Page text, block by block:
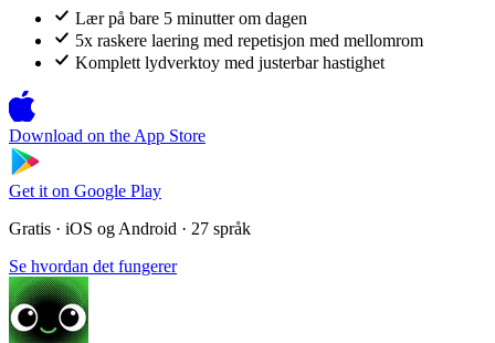
Lær på bare 5 minutter om dagen
5x raskere laering med repetisjon med mellomrom
Komplett lydverktoy med justerbar hastighet
Download on the App Store
Get it on Google Play
Gratis · iOS og Android · 27 språk
Se hvordan det fungerer